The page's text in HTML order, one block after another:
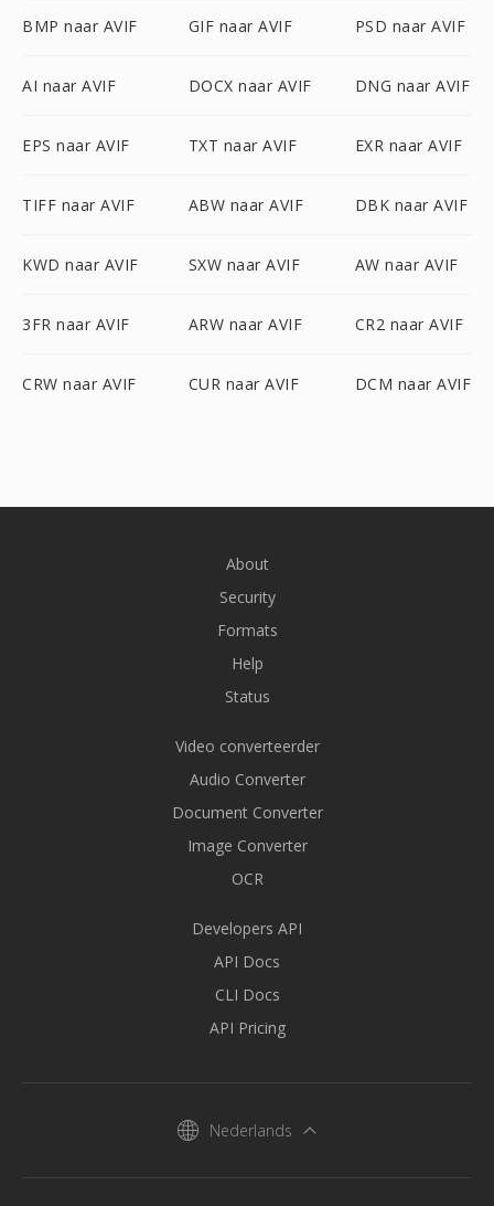
BMP naar AVIF GIF naar AVIF PSD naar AVIF
AI naar AVIF DOCX naar AVIF DNG naar AVIF
EPS naar AVIF TXT naar AVIF EXR naar AVIF
TIFF naar AVIF ABW naar AVIF DBK naar AVIF
KWD naar AVIF SXW naar AVIF AW naar AVIF
3FR naar AVIF ARW naar AVIF CR2 naar AVIF
CRW naar AVIF CUR naar AVIF DCM naar AVIF
About
Security
Formats
Help
Status
Video converteerder
Audio Converter
Document Converter
Image Converter
OCR
Developers API
API Docs
CLI Docs
API Pricing
Nederlands